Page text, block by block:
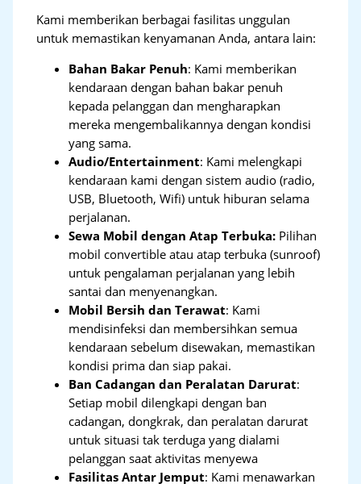
Kami memberikan berbagai fasilitas unggulan
untuk memastikan kenyamanan Anda, antara lain:
Bahan Bakar Penuh: Kami memberikan
kendaraan dengan bahan bakar penuh
kepada pelanggan dan mengharapkan
mereka mengembalikannya dengan kondisi
yang sama.
Audio/Entertainment: Kami melengkapi
kendaraan kami dengan sistem audio (radio,
USB, Bluetooth, Wifi) untuk hiburan selama
perjalanan.
Sewa Mobil dengan Atap Terbuka: Pilihan
mobil convertible atau atap terbuka (sunroof)
untuk pengalaman perjalanan yang lebih
santai dan menyenangkan.
Mobil Bersih dan Terawat: Kami
mendisinfeksi dan membersihkan semua
kendaraan sebelum disewakan, memastikan
kondisi prima dan siap pakai.
Ban Cadangan dan Peralatan Darurat:
Setiap mobil dilengkapi dengan ban
cadangan, dongkrak, dan peralatan darurat
untuk situasi tak terduga yang dialami
pelanggan saat aktivitas menyewa
Fasilitas Antar Jemput: Kami menawarkan